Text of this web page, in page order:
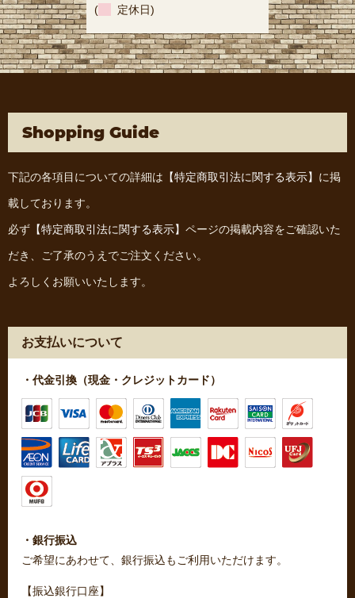
( 定休日)
Shopping Guide
下記の各項目についての詳細は 【特定商取引法に関する表示】 に掲
載しております。
必ず 【特定商取引法に関する表示】 ページの掲載内容をご確認いた
だき、ご了承のうえでご注文ください。
よろしくお願いいたします。
お支払いについて
・代金引換（現金・クレジットカード）
・銀行振込
ご希望にあわせて、銀行振込もご利用いただけます。
【振込銀行口座】